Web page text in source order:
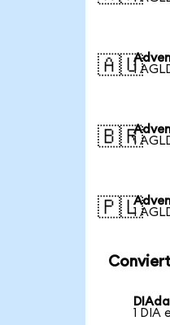
🇦🇺
1
🇧🇷
1
🇵🇱
1
1 DIA